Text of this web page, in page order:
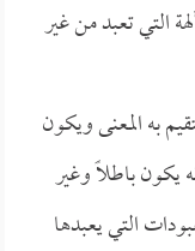
التي تعبد من غير
به المعنى ويكون
يكون باطلاً وغير
التي يعبدها